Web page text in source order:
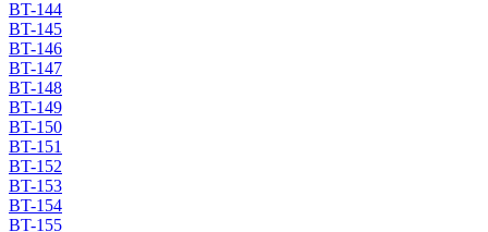
BT-144
BT-145
BT-146
BT-147
BT-148
BT-149
BT-150
BT-151
BT-152
BT-153
BT-154
BT-155